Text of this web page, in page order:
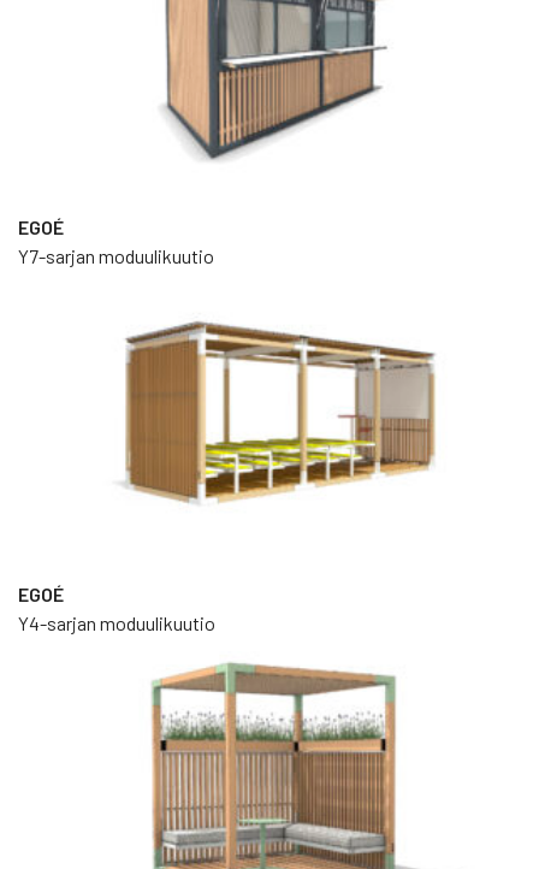
Egoé-kalusteisiin on tarvittaessa saatavissa myös varaosia,
mikä pidentää tuotteiden käyttöikää.
EGOÉ
Y7-sarjan moduulikuutio
EGOÉ
Y4-sarjan moduulikuutio